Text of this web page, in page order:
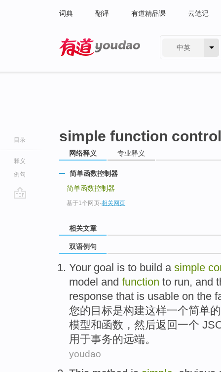
词典 翻译 有道精品课 云笔记
中英
目录
释义
例句
simple function
网络释义 专业释义
简单函数控制器
简单函数控制器
基于1个网页-相关网页
相关文章
双语例句
Your goal is to build a simple
model and function to run, and
response that is usable on the
您的 目标是构建这样一个简单的
模型和函数 ， 然后返回 一个
用于事务的远端。
youdao